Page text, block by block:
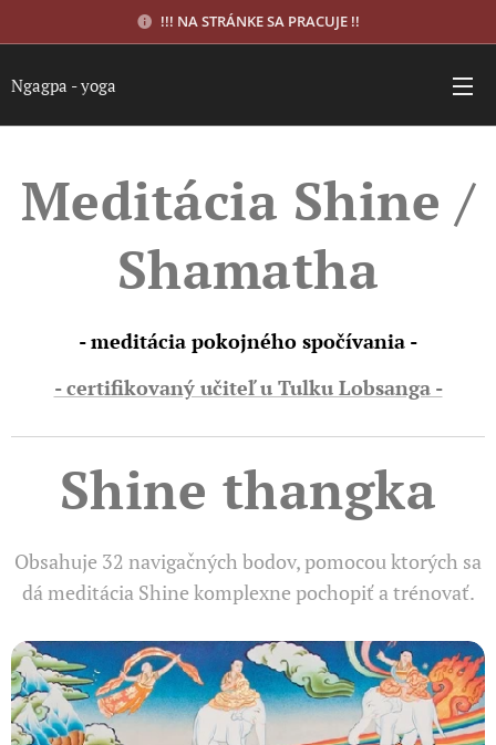
!!! NA STRÁNKE SA PRACUJE !!
Ngagpa - yoga
Meditácia Shine /
Shamatha
- meditácia pokojného spočívania -
- certifikovaný učiteľ u Tulku Lobsanga -
Shine thangka
Obsahuje 32 navigačných bodov, pomocou ktorých sa
dá meditácia Shine komplexne pochopiť a trénovať.